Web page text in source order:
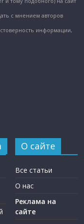
с мнением авторов
информации,
О сайте
Все статьи
О нас
Реклама на
сайте